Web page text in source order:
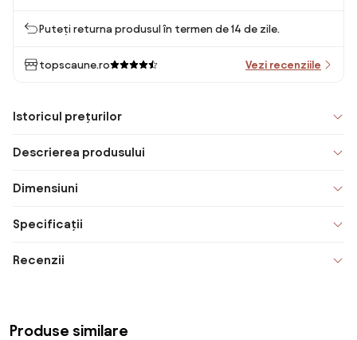
Puteți returna produsul în termen de 14 de zile.
topscaune.ro Vezi recenziile
Istoricul prețurilor
Descrierea produsului
Dimensiuni
Specificații
Recenzii
Produse similare